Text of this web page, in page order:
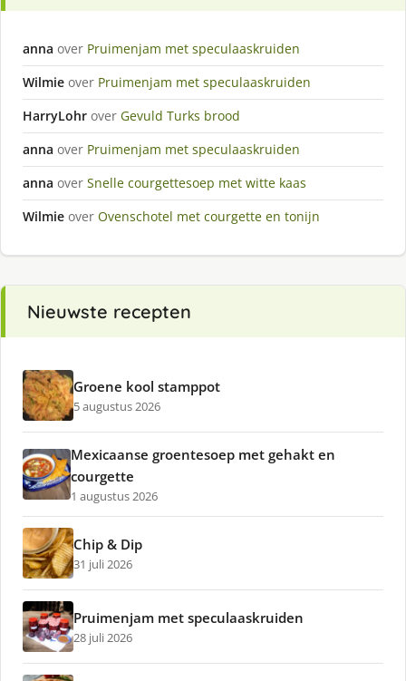
anna over Pruimenjam met speculaaskruiden
Wilmie over Pruimenjam met speculaaskruiden
HarryLohr over Gevuld Turks brood
anna over Pruimenjam met speculaaskruiden
anna over Snelle courgettesoep met witte kaas
Wilmie over Ovenschotel met courgette en tonijn
Nieuwste recepten
Groene kool stamppot
5 augustus 2026
Mexicaanse groentesoep met gehakt en
courgette
1 augustus 2026
Chip & Dip
31 juli 2026
Pruimenjam met speculaaskruiden
28 juli 2026